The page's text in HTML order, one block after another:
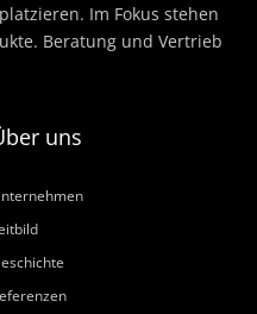
Im Fokus stehen
Beratung und Vertrieb
uns